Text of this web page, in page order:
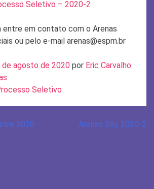
Seletivo – 2020-2
entre em contato com o Arenas
ou pelo e-mail arenas@espm.br
de agosto de 2020 por Eric Carvalho
Seletivo
2020-
Arenas Day 2020-2